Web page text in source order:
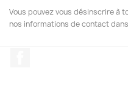
Vous pouvez vous désinscrire à
nos informations de contact